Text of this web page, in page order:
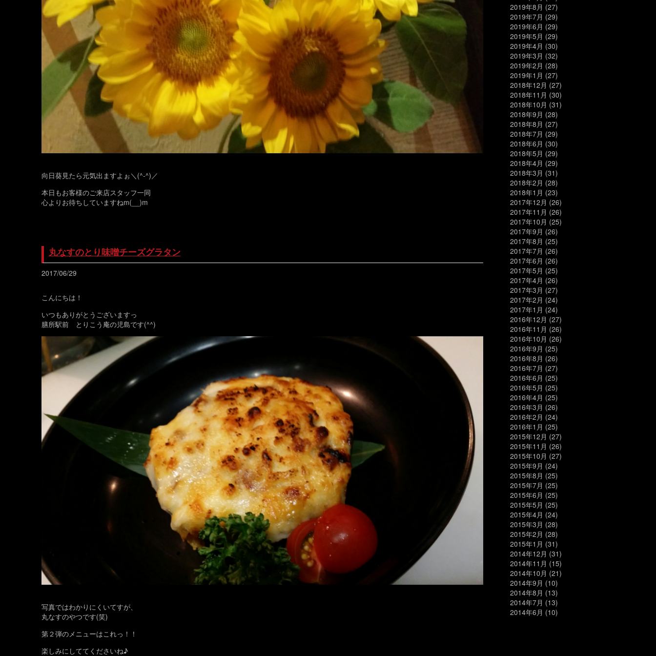
向日葵見たら元気出ますよぉ＼(^-^)／
本日もお客様のご来店スタッフ一同
心よりお待ちしていますねm(__)m
丸なすのとり味噌チーズグラタン
2017/06/29
こんにちは！
いつもありがとうございますっ
膳所駅前 とりこう庵の児島です(^^)
写真ではわかりにくいてすが、
丸なすのやつです(笑)
第２弾のメニューはこれっ！！
楽しみにしててくださいね♪
2019年8月 (27)
2019年7月 (29)
2019年6月 (29)
2019年5月 (29)
2019年4月 (30)
2019年3月 (32)
2019年2月 (28)
2019年1月 (27)
2018年12月 (27)
2018年11月 (30)
2018年10月 (31)
2018年9月 (28)
2018年8月 (27)
2018年7月 (29)
2018年6月 (30)
2018年5月 (29)
2018年4月 (29)
2018年3月 (31)
2018年2月 (28)
2018年1月 (23)
2017年12月 (26)
2017年11月 (26)
2017年10月 (25)
2017年9月 (26)
2017年8月 (25)
2017年7月 (26)
2017年6月 (26)
2017年5月 (25)
2017年4月 (26)
2017年3月 (27)
2017年2月 (24)
2017年1月 (24)
2016年12月 (27)
2016年11月 (26)
2016年10月 (26)
2016年9月 (25)
2016年8月 (26)
2016年7月 (27)
2016年6月 (25)
2016年5月 (25)
2016年4月 (25)
2016年3月 (26)
2016年2月 (24)
2016年1月 (25)
2015年12月 (27)
2015年11月 (26)
2015年10月 (27)
2015年9月 (24)
2015年8月 (25)
2015年7月 (25)
2015年6月 (25)
2015年5月 (25)
2015年4月 (24)
2015年3月 (28)
2015年2月 (28)
2015年1月 (31)
2014年12月 (31)
2014年11月 (15)
2014年10月 (21)
2014年9月 (10)
2014年8月 (13)
2014年7月 (13)
2014年6月 (10)